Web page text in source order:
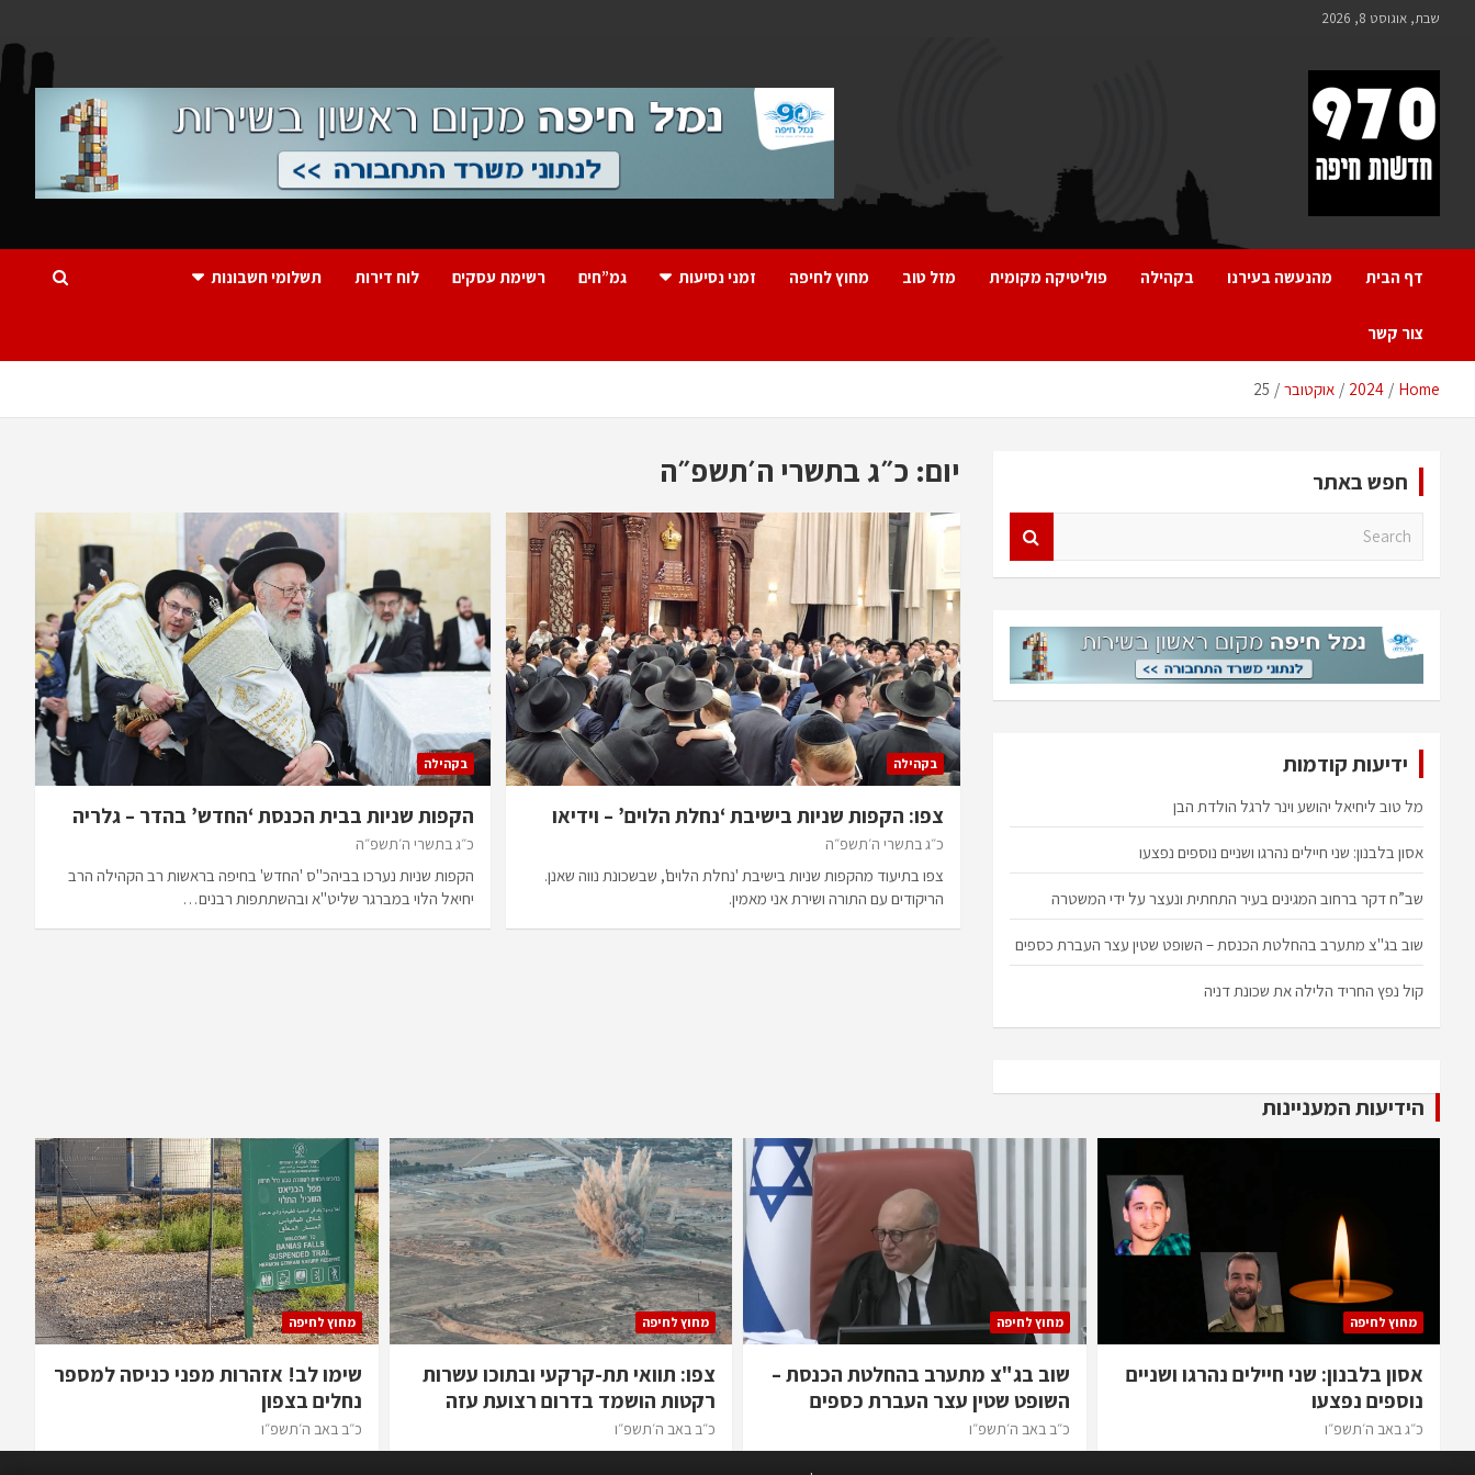
שבת, אוגוסט 8, 2026
970 חדשות חיפה
דף הבית מהנעשה בעירנו בקהילה פוליטיקה מקומית מזל טוב מחוץ לחיפה זמני נסיעות גמ”חים רשימת עסקים לוח דירות תשלומי חשבונות
צור קשר
Home
2024 אוקטובר 25
יום: כ״ג בתשרי ה׳תשפ״ה
בקהילה
צפו: הקפות שניות בישיבת ‘נחלת הלוים’ – וידיאו
כ״ג בתשרי ה׳תשפ״ה
צפו בתיעוד מהקפות שניות בישיבת 'נחלת הלוים', שבשכונת נווה שאנן.
הריקודים עם התורה ושירת אני מאמין.
בקהילה
הקפות שניות בבית הכנסת ‘החדש’ בהדר – גלריה
כ״ג בתשרי ה׳תשפ״ה
הקפות שניות נערכו בביהכ"ס 'החדש' בחיפה בראשות רב הקהילה הרב
יחיאל הלוי במברגר שליט"א ובהשתתפות רבנים…
חפש באתר
h
ידיעות קודמות
מל טוב ליחיאל יהושע וינר לרגל הולדת הבן
אסון בלבנון: שני חיילים נהרגו ושניים נוספים נפצעו
שב”ח דקר ברחוב המגינים בעיר התחתית ונעצר על ידי המשטרה
שוב בג"צ מתערב בהחלטת הכנסת – השופט שטין עצר העברת כספים
קול נפץ החריד הלילה את שכונת דניה
הידיעות המעניינות
מחוץ לחיפה
אסון בלבנון: שני חיילים נהרגו ושניים
נוספים נפצעו
כ״ג באב ה׳תשפ״ו
מחוץ לחיפה
שוב בג"צ מתערב בהחלטת הכנסת –
השופט שטין עצר העברת כספים
כ״ב באב ה׳תשפ״ו
מחוץ לחיפה
צפו: תוואי תת-קרקעי ובתוכו עשרות
רקטות הושמד בדרום רצועת עזה
כ״ב באב ה׳תשפ״ו
מחוץ לחיפה
שימו לב! אזהרות מפני כניסה למספר
נחלים בצפון
כ״ב באב ה׳תשפ״ו